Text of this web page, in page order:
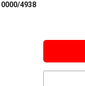
0000/4938